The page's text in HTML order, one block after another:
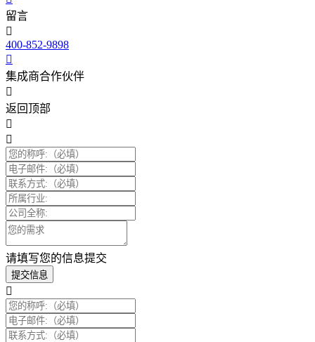
留言
400-852-9898
集成商合作伙伴
返回顶部
请填写您的信息提交
提交信息